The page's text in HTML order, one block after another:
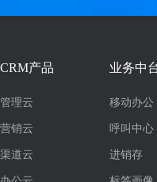
CRM产品
管理云
营销云
渠道云
业务中
移动办公
呼叫中心
进销存